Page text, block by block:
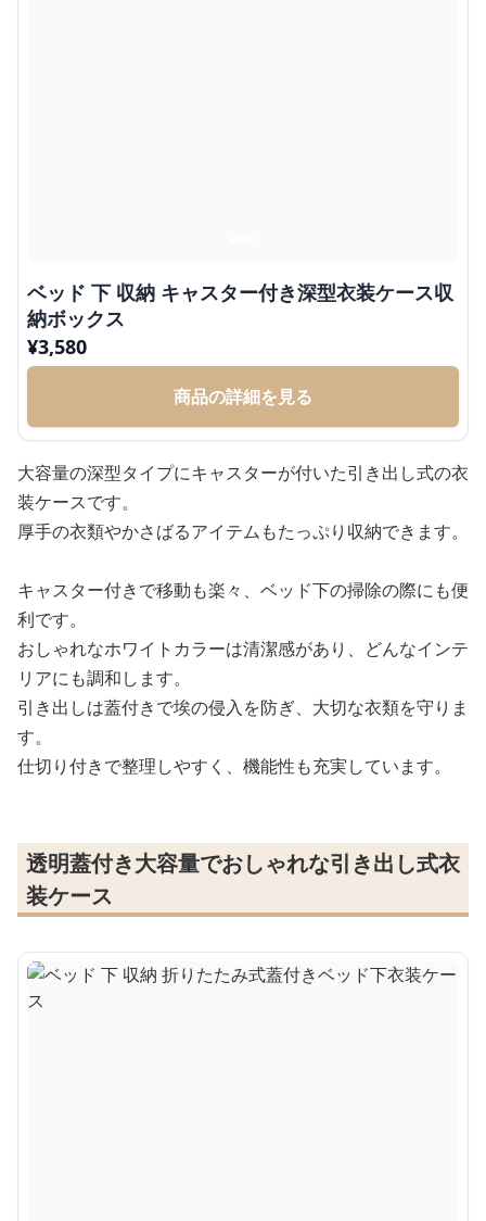
ベッド 下 収納 キャスター付き深型衣装ケース収
納ボックス
¥3,580
商品の詳細を見る
大容量の深型タイプにキャスターが付いた引き出し式の衣
装ケースです。
厚手の衣類やかさばるアイテムもたっぷり収納できます。
キャスター付きで移動も楽々、ベッド下の掃除の際にも便
利です。
おしゃれなホワイトカラーは清潔感があり、どんなインテ
リアにも調和します。
引き出しは蓋付きで埃の侵入を防ぎ、大切な衣類を守りま
す。
仕切り付きで整理しやすく、機能性も充実しています。
透明蓋付き大容量でおしゃれな引き出し式衣
装ケース